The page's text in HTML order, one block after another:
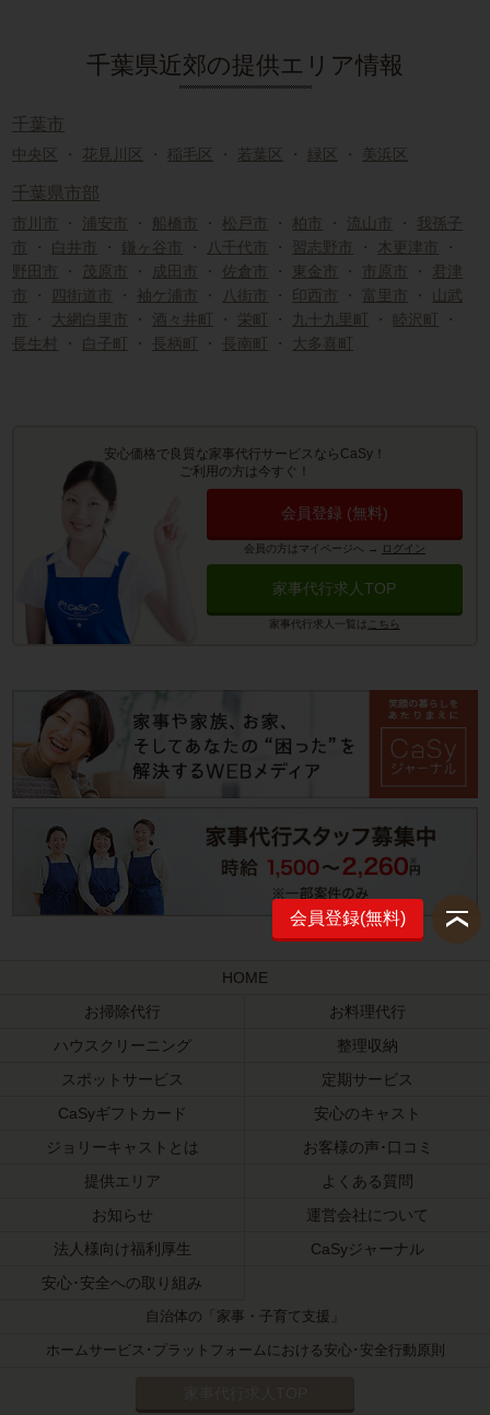
千葉県近郊の提供エリア情報
千葉市
中央区 ・ 花見川区 ・ 稲毛区 ・ 若葉区 ・ 緑区 ・ 美浜区
千葉県市部
・ 浦安市 ・ 船橋市 ・ 松戸市 ・柏市 ・ 流山市 ・ 我孫子
・ 白井市 ・ 鎌ヶ谷市 ・ 八千代市 ・ 習志野市 ・ 木更津市
・
野田市
・ 茂原市 ・ 成田市 ・ 佐倉市 ・ 東金市 ・ 市原市 ・
君津
・ 四街道市 ・ 袖ケ浦市 ・ 八街市 ・ 印西市 ・ 富里市 ・ 山武
・ 大網白里市 ・ 酒々井町 ・ 栄町 ・ 九十九里町 ・ 睦沢町 ・
長生村
・ 白子町 ・ 長柄町 ・ 長南町 ・ 大多喜町
安心価格で良質な家事代行サービスならCaSy！
ご利用の方は今すぐ！
会員登録 (無料)
会員の方はマイページへ → ログイン
家事代行求人TOP
家事代行求人一覧は こちら
会員登録(無料)
HOME
お掃除代行
お料理代行
ハウスクリーニング
整理収納
スポットサービス
定期サービス
CaSyギフトカード
安心のキャスト
ジョリーキャストとは
お客様の声･口コミ
提供エリア
よくある質問
お知らせ
運営会社について
法人様向け福利厚生
CaSyジャーナル
安心･安全への取り組み
自治体の「家事・子育て支援」
ホームサービス･プラットフォームにおける安心･安全行動原則